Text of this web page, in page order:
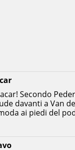
Secondo
davanti a Van
ai piedi del